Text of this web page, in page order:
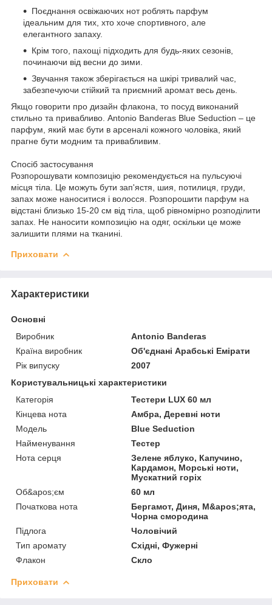
Поєднання освіжаючих нот роблять парфум
ідеальним для тих, хто хоче спортивного, але
елегантного запаху.
Крім того, пахощі підходить для будь-яких сезонів,
починаючи від весни до зими.
Звучання також зберігається на шкірі тривалий час,
забезпечуючи стійкий та приємний аромат весь день.
Якщо говорити про дизайн флакона, то посуд виконаний
стильно та привабливо. Antonio Banderas Blue Seduction – це
парфум, який має бути в арсеналі кожного чоловіка, який
прагне бути модним та привабливим.
Спосіб застосування
Розпорошувати композицію рекомендується на пульсуючі
місця тіла. Це можуть бути зап'ястя, шия, потилиця, груди,
запах може наноситися і волосся. Розпорошити парфум на
відстані близько 15-20 см від тіла, щоб рівномірно розподілити
запах. Не наносити композицію на одяг, оскільки це може
залишити плями на тканині.
Приховати
Характеристики
Основні
Виробник
Antonio Banderas
Країна виробник
Об'єднані Арабські Емірати
Рік випуску
2007
Користувальницькі характеристики
Категорія
Тестери LUX 60 мл
Кінцева нота
Амбра, Деревні ноти
Мoдель
Blue Seduction
Найменування
Тестер
Нота серця
Зелене яблуко, Капучино,
Кардамон, Морські ноти,
Мускатний горіх
Об&apos;єм
60 мл
Початкова нота
Бергамот, Диня, М&apos;ята,
Чорна смородина
Підлога
Чоловічий
Тип аромату
Східні, Фужерні
Флакон
Скло
Приховати